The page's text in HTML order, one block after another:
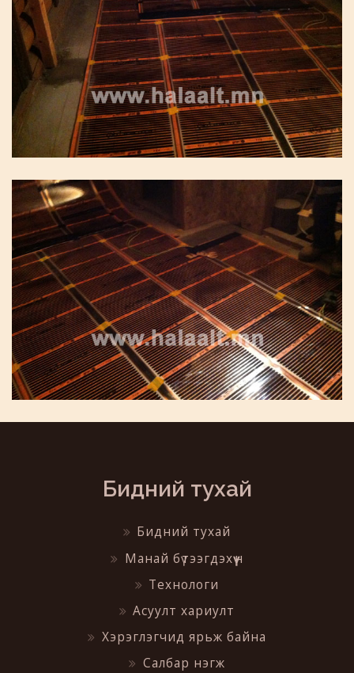
Бидний тухай
Бидний тухай
Манай бүтээгдэхүүн
Технологи
Асуулт хариулт
Хэрэглэгчид ярьж байна
Салбар нэгж